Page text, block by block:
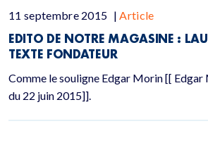
11 septembre 2015 | Article
EDITO DE NOTRE MAGASINE :
TEXTE FONDATEUR
Comme le souligne Edgar Morin [[ Edgar
du 22 juin 2015]].